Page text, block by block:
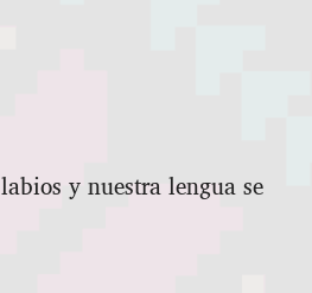
y nuestra lengua se